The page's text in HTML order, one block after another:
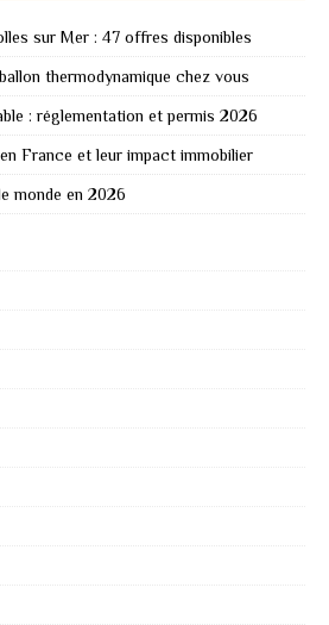
sur Mer : 47 offres disponibles
thermodynamique chez vous
: réglementation et permis 2026
France et leur impact immobilier
monde en 2026